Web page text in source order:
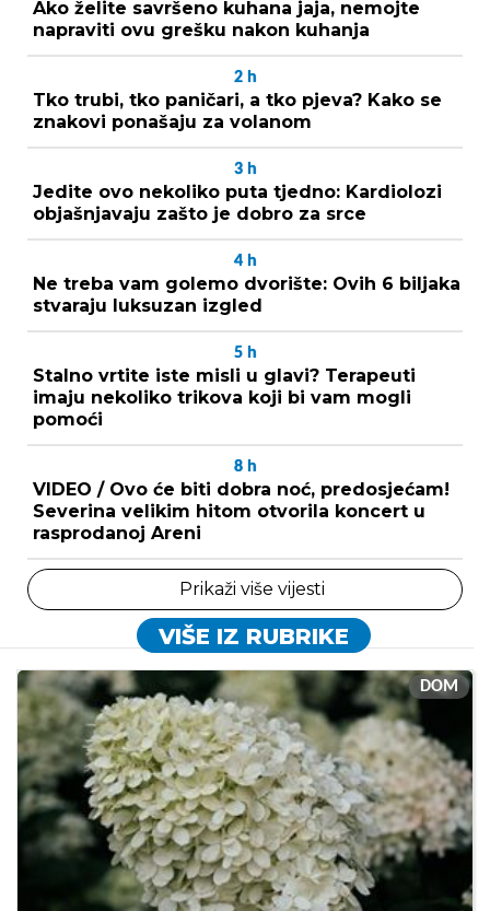
Ako želite savršeno kuhana jaja, nemojte
napraviti ovu grešku nakon kuhanja
2 h
Tko trubi, tko paničari, a tko pjeva? Kako se
znakovi ponašaju za volanom
3 h
Jedite ovo nekoliko puta tjedno: Kardiolozi
objašnjavaju zašto je dobro za srce
4 h
Ne treba vam golemo dvorište: Ovih 6 biljaka
stvaraju luksuzan izgled
5 h
Stalno vrtite iste misli u glavi? Terapeuti
imaju nekoliko trikova koji bi vam mogli
pomoći
8 h
VIDEO / Ovo će biti dobra noć, predosjećam!
Severina velikim hitom otvorila koncert u
rasprodanoj Areni
Prikaži više vijesti
VIŠE IZ RUBRIKE
DOM